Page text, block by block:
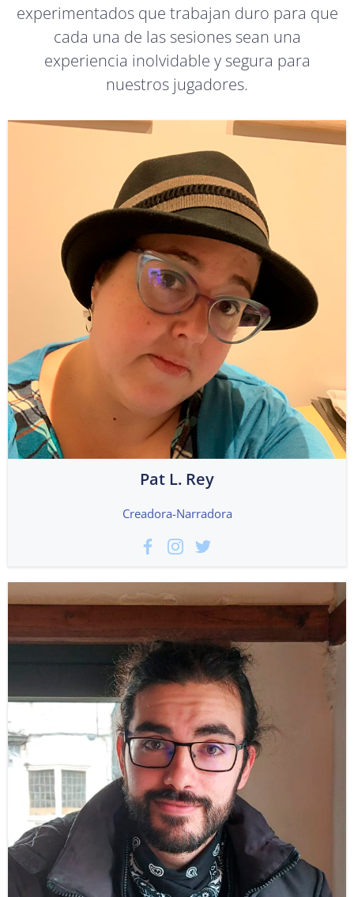
experimentados que trabajan duro para que
cada una de las sesiones sean una
experiencia inolvidable y segura para
nuestros jugadores.
Pat L. Rey
Creadora-Narradora